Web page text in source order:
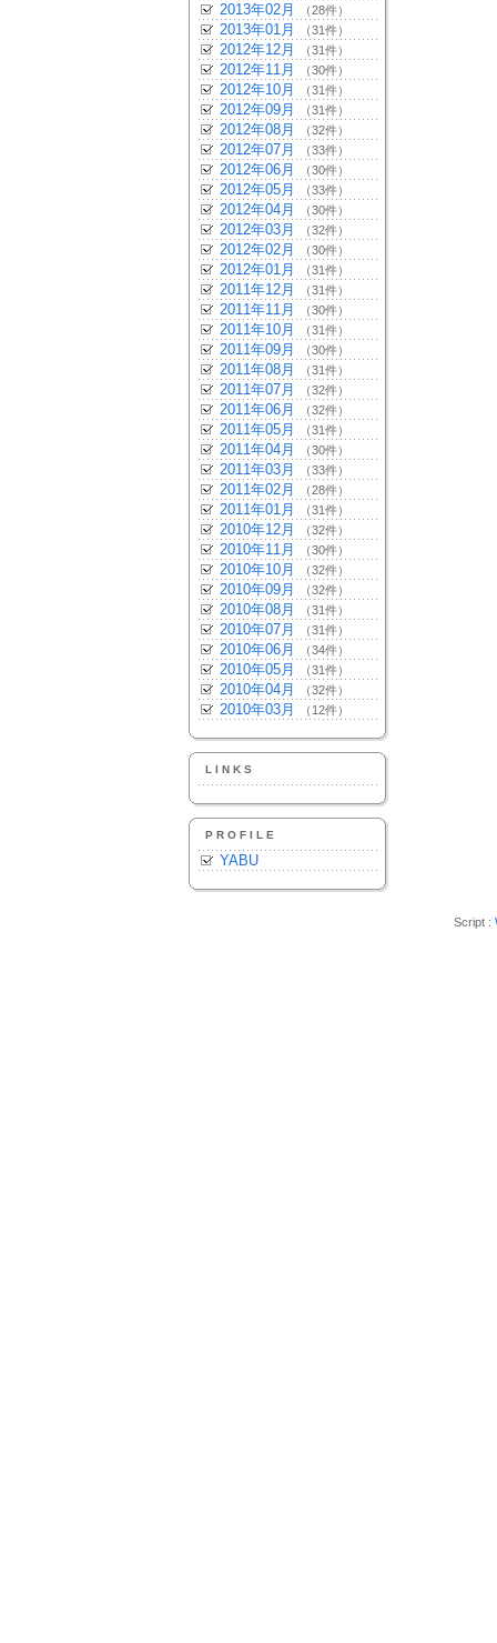
2013年02月 （28件）
2013年01月 （31件）
2012年12月 （31件）
2012年11月 （30件）
2012年10月 （31件）
2012年09月 （31件）
2012年08月 （32件）
2012年07月 （33件）
2012年06月 （30件）
2012年05月 （33件）
2012年04月 （30件）
2012年03月 （32件）
2012年02月 （30件）
2012年01月 （31件）
2011年12月 （31件）
2011年11月 （30件）
2011年10月 （31件）
2011年09月 （30件）
2011年08月 （31件）
2011年07月 （32件）
2011年06月 （32件）
2011年05月 （31件）
2011年04月 （30件）
2011年03月 （33件）
2011年02月 （28件）
2011年01月 （31件）
2010年12月 （32件）
2010年11月 （30件）
2010年10月 （32件）
2010年09月 （32件）
2010年08月 （31件）
2010年07月 （31件）
2010年06月 （34件）
2010年05月 （31件）
2010年04月 （32件）
2010年03月 （12件）
LINKS
PROFILE
YABU
Script :